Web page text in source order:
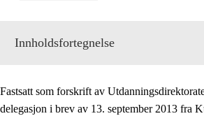
Innholdsfortegnelse
Fastsatt som forskrift av
delegasjon i brev av 13. september 2013 fra